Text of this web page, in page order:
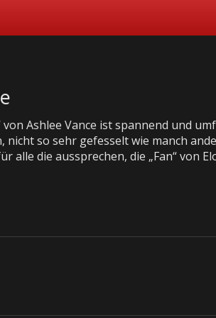
Ashlee Vance ist spannend und
so sehr gefesselt wie manch
die aussprechen, die „Fan“ von